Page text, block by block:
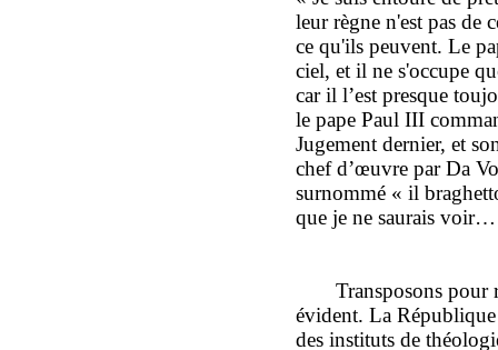
leur règne n'est pas de
ce qu'ils peuvent. Le
ciel, et il ne s'occupe
car il l’est presque
le pape Paul III
Jugement dernier, et
chef d’œuvre par Da
surnommé « il
que je ne saurais
Transposons pour
évident. La
des instituts de